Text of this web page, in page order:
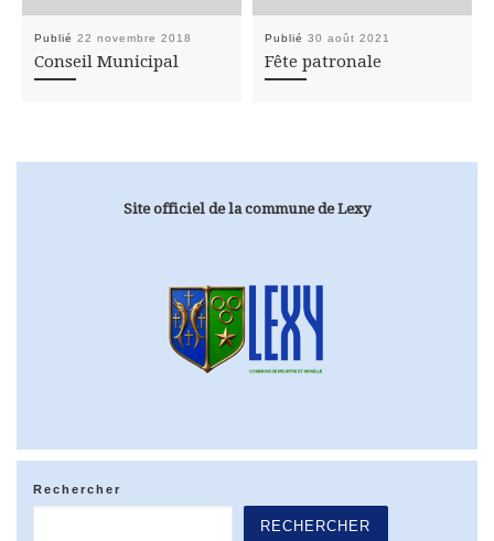
Publié 22 novembre 2018
Conseil Municipal
Publié 30 août 2021
Fête patronale
Site officiel de la commune de Lexy
Rechercher
RECHERCHER